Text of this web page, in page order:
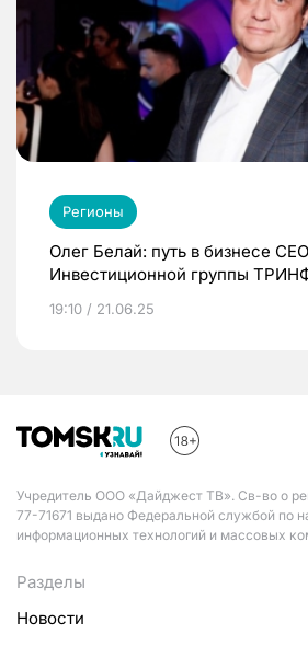
Регионы
Олег Белай: путь в бизнесе CEO
Инвестиционной группы
19:10 / 21.06.25
Учредитель ООО «Дайджест ТВ». Св-во о
77-71671 выдано Федеральной службой по
информационных технологий и массовых
Разделы
Новости